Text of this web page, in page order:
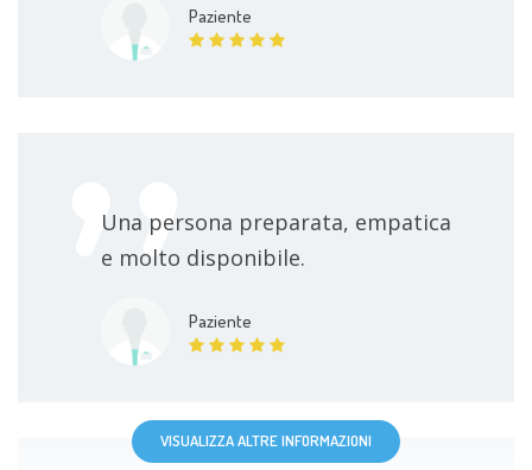
Paziente
Una persona preparata, empatica
e molto disponibile.
Paziente
VISUALIZZA ALTRE INFORMAZIONI